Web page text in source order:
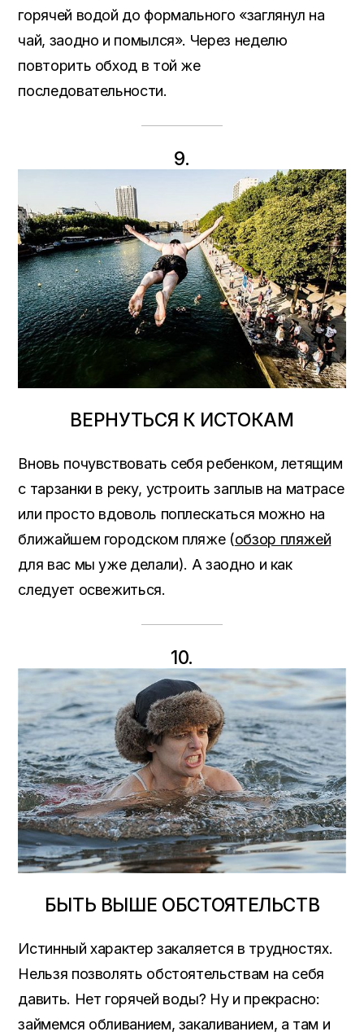
горячей водой до формального «заглянул на
чай, заодно и помылся». Через неделю
повторить обход в той же
последовательности.
9.
ВЕРНУТЬСЯ К ИСТОКАМ
Вновь почувствовать себя ребенком, летящим
с тарзанки в реку, устроить заплыв на матрасе
или просто вдоволь поплескаться можно на
ближайшем городском пляже (обзор пляжей
для вас мы уже делали). А заодно и как
следует освежиться.
10.
БЫТЬ ВЫШЕ ОБСТОЯТЕЛЬСТВ
Истинный характер закаляется в трудностях.
Нельзя позволять обстоятельствам на себя
давить. Нет горячей воды? Ну и прекрасно:
займемся обливанием, закаливанием, а там и